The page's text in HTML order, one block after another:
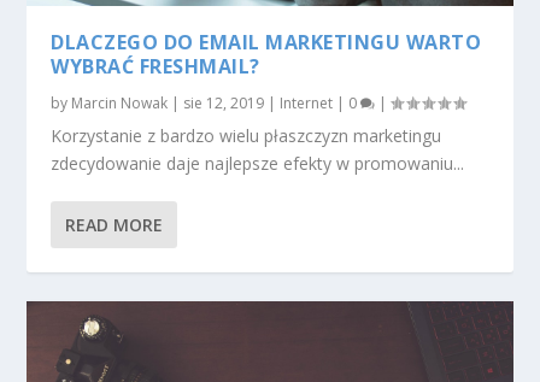
DLACZEGO DO EMAIL MARKETINGU WARTO
WYBRAĆ FRESHMAIL?
by Marcin Nowak | sie 12, 2019 | Internet | 0 |
Korzystanie z bardzo wielu płaszczyzn marketingu
zdecydowanie daje najlepsze efekty w promowaniu...
READ MORE